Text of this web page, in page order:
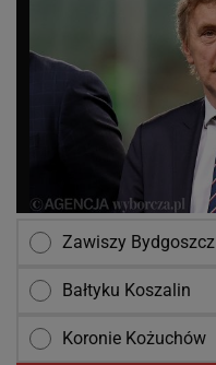
Zawiszy Bydgoszcz
Bałtyku Koszalin
Koronie Kożuchów